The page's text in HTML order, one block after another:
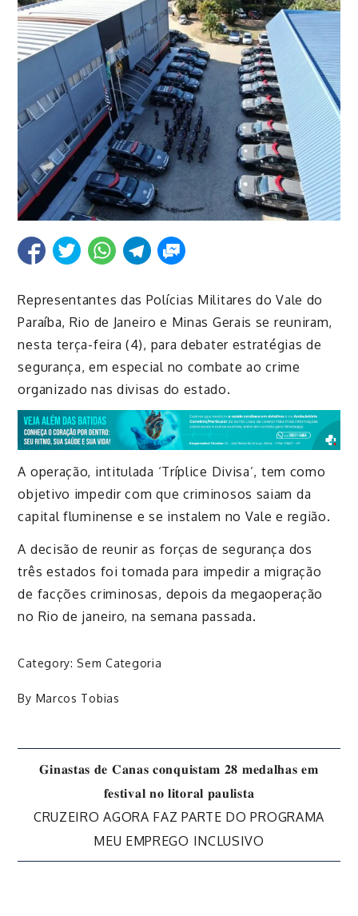
Representantes das Polícias Militares do Vale do
Paraíba, Rio de Janeiro e Minas Gerais se reuniram,
nesta terça-feira (4), para debater estratégias de
segurança, em especial no combate ao crime
organizado nas divisas do estado.
A operação, intitulada ‘Tríplice Divisa’, tem como
objetivo impedir com que criminosos saiam da
capital fluminense e se instalem no Vale e região.
A decisão de reunir as forças de segurança dos
três estados foi tomada para impedir a migração
de facções criminosas, depois da megaoperação
no Rio de janeiro, na semana passada.
Category: Sem Categoria
By Marcos Tobias
Navegação
de
Post
𝐆𝐢𝐧𝐚𝐬𝐭𝐚𝐬 𝐝𝐞 𝐂𝐚𝐧𝐚𝐬 𝐜𝐨𝐧𝐪𝐮𝐢𝐬𝐭𝐚𝐦 𝟐𝟖 𝐦𝐞𝐝𝐚𝐥𝐡𝐚𝐬 𝐞𝐦
𝐟𝐞𝐬𝐭𝐢𝐯𝐚𝐥 𝐧𝐨 𝐥𝐢𝐭𝐨𝐫𝐚𝐥 𝐩𝐚𝐮𝐥𝐢𝐬𝐭𝐚
CRUZEIRO AGORA FAZ PARTE DO PROGRAMA
MEU EMPREGO INCLUSIVO